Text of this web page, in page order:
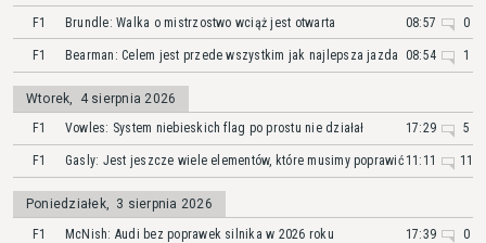
F1 Brundle: Walka o mistrzostwo wciąż jest otwarta 08:57 0
F1 Bearman: Celem jest przede wszystkim jak najlepsza jazda 08:54 1
Wtorek
4 sierpnia 2026
F1
Vowles: System niebieskich flag po prostu nie działał 17:29 5
F1 Gasly: Jest jeszcze wiele elementów, które musimy poprawić 11:11 11
Poniedziałek, 3 sierpnia 2026
F1
McNish: Audi bez poprawek silnika w 2026 roku 17:39 0